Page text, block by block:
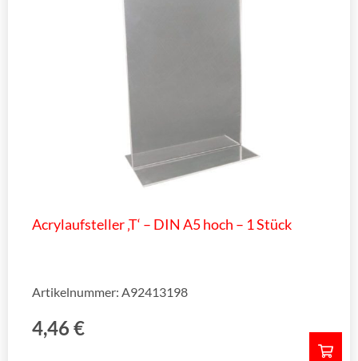
Acrylaufsteller ‚T‘ – DIN A5 hoch – 1 Stück
4,46 €
Artikelnummer: A92413198